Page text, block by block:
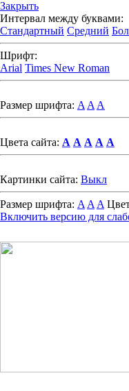
Закрыть
Интервал между буквами:
Стандартный Средний
Шрифт:
Arial Times New Roman
Размер шрифта: A A A
Цвета сайта: A A A A A
Картинки сайта: Выкл
Размер шрифта: A A A
Включить версию для